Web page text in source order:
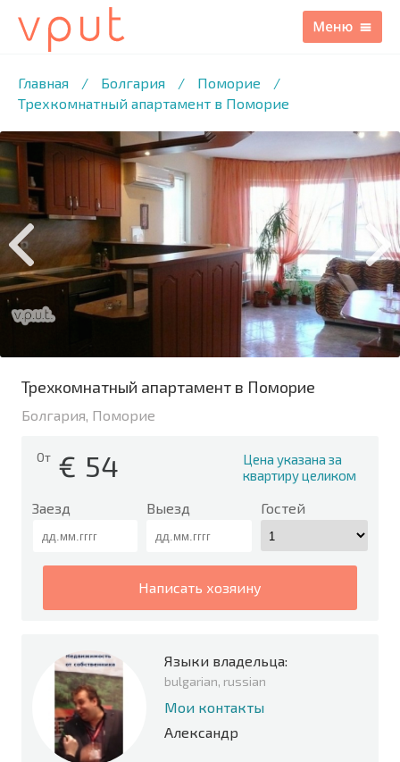
Главная / Болгария / Поморие
/
Трехкомнатный апартамент в Поморие
/23 ФОТО
Трехкомнатный апартамент в Поморие
Болгария, Поморие
От € 54
Цена указана за
квартиру целиком
Заезд Выезд Гостей
написать хозяину
Языки владельца:
bulgarian, russian
Мои контакты
Александр